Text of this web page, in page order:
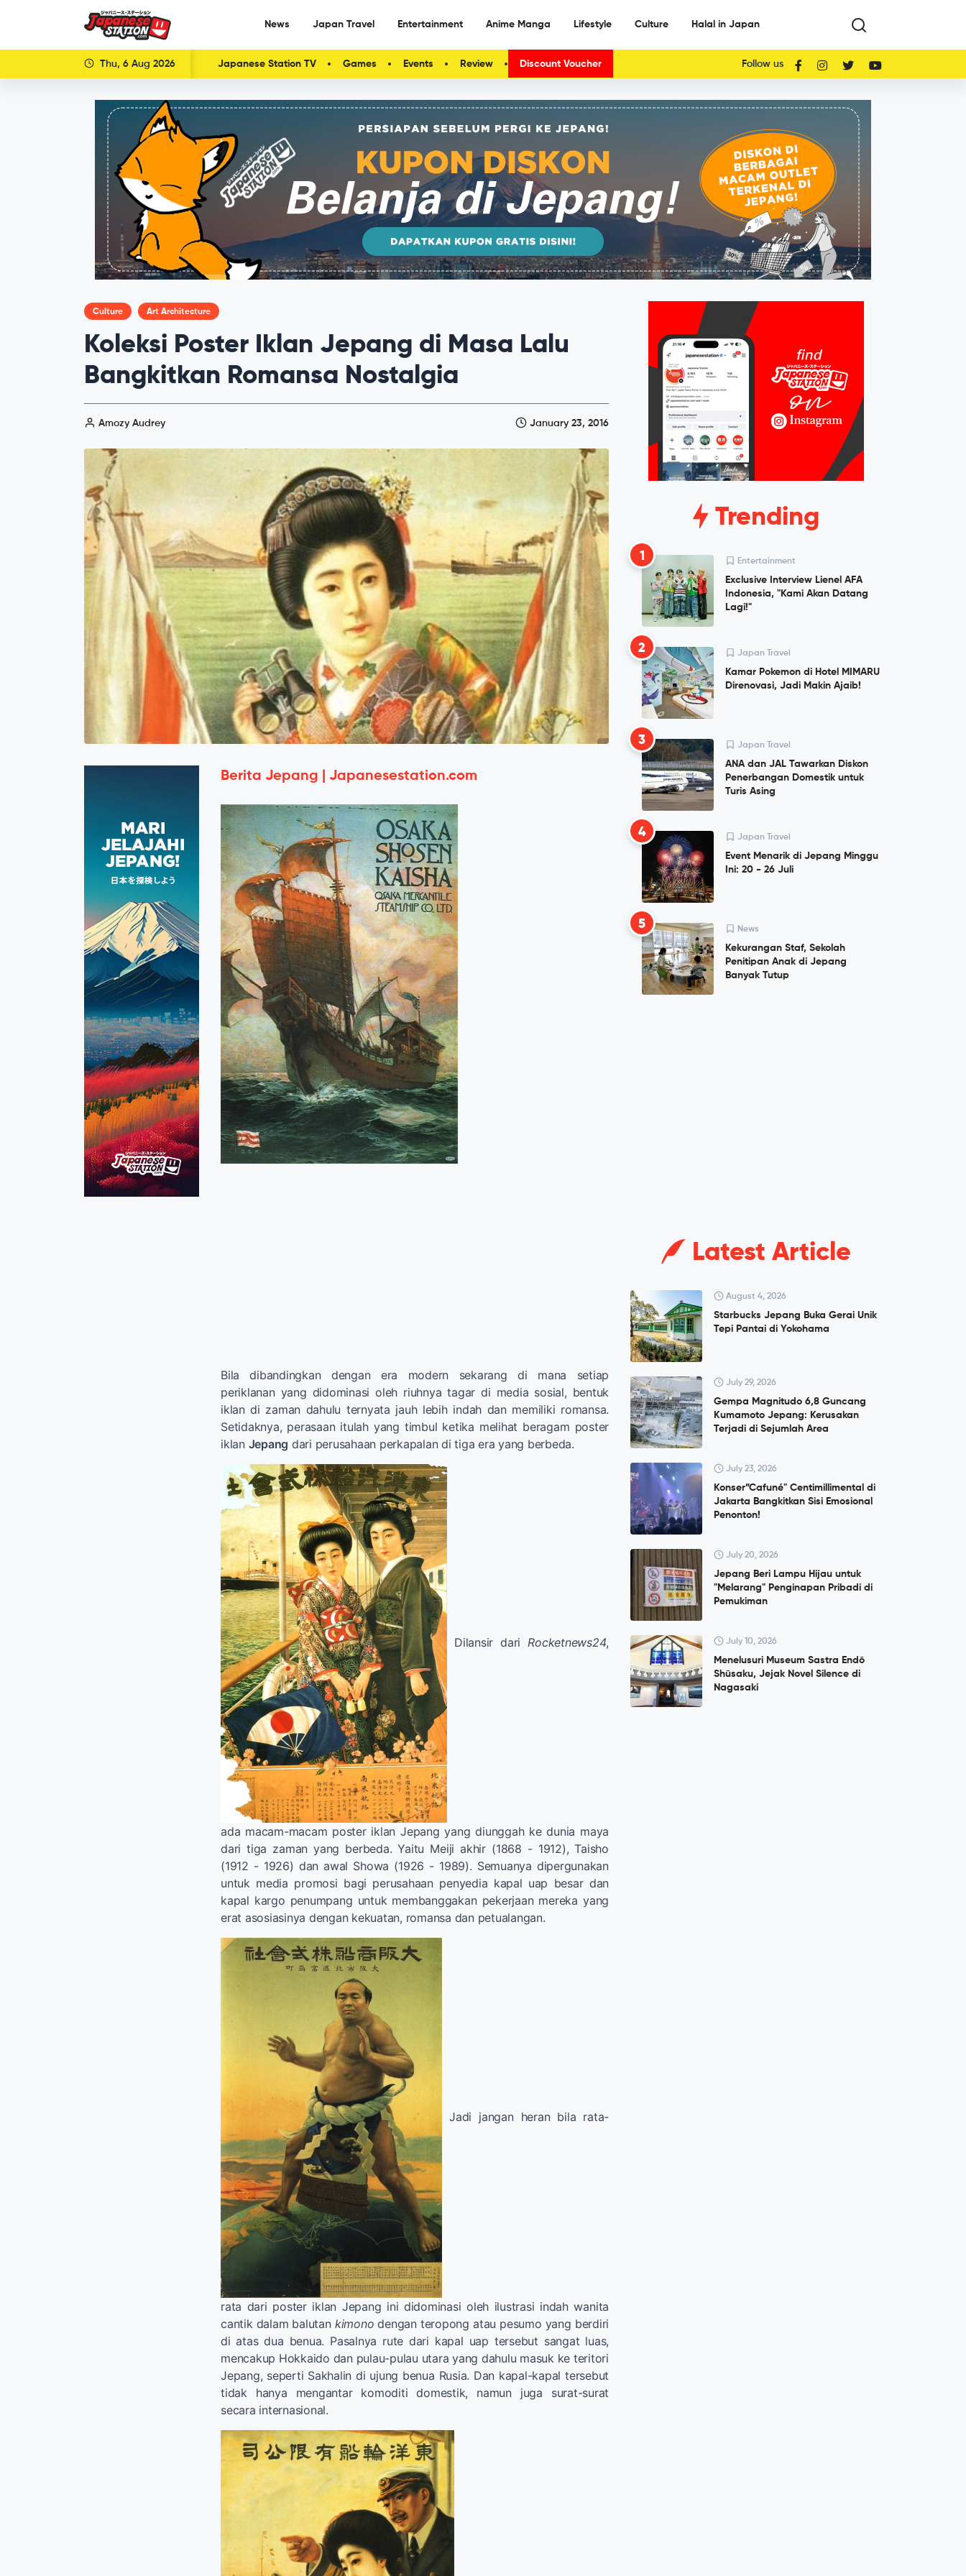
News Japan Travel Entertainment Anime Manga Lifestyle Culture Halal in Japan
Thu, 6 Aug 2026 Japanese Station TV Games Events Review Discount Voucher Follow us
Culture Art Architecture
Koleksi Poster Iklan Jepang di Masa Lalu
Bangkitkan Romansa Nostalgia
Amozy Audrey January 23, 2016
Berita Jepang | Japanesestation.com
Bila dibandingkan dengan era modern sekarang di mana setiap
periklanan yang didominasi oleh riuhnya tagar di media sosial, bentuk
iklan di zaman dahulu ternyata jauh lebih indah dan memiliki romansa.
Setidaknya, perasaan itulah yang timbul ketika melihat beragam poster
iklan Jepang dari perusahaan perkapalan di tiga era yang berbeda.
Dilansir dariRocketnews24,
ada macam-macam poster iklan Jepang yang diunggah ke dunia maya
dari tiga zaman yang berbeda. Yaitu Meiji akhir (1868 - 1912), Taisho
(1912 - 1926) dan awal Showa (1926 - 1989). Semuanya dipergunakan
untuk media promosi bagi perusahaan penyedia kapal uap besar dan
kapal kargo penumpang untuk membanggakan pekerjaan mereka yang
erat asosiasinya dengan kekuatan, romansa dan petualangan.
Jadi jangan heran bila rata-
rata dari poster iklan Jepang ini didominasi oleh ilustrasi indah wanita
cantik dalam balutan kimono dengan teropong atau pesumo yang berdiri
di atas dua benua. Pasalnya rute dari kapal uap tersebut sangat luas,
mencakup Hokkaido dan pulau-pulau utara yang dahulu masuk ke teritori
Jepang, seperti Sakhalin di ujung benua Rusia. Dan kapal-kapal tersebut
tidak hanya mengantar komoditi domestik, namun juga surat-surat
secara internasional.
Trending
1 Entertainment
Exclusive Interview Lienel AFA
Indonesia, "Kami Akan Datang
Lagi!"
2 Japan Travel
Kamar Pokemon di Hotel MIMARU
Direnovasi, Jadi Makin Ajaib!
3 Japan Travel
ANA dan JAL Tawarkan Diskon
Penerbangan Domestik untuk
Turis Asing
4 Japan Travel
Event Menarik di Jepang Minggu
Ini: 20 - 26 Juli
5 News
Kekurangan Staf, Sekolah
Penitipan Anak di Jepang
Banyak Tutup
Latest Article
August 4, 2026
Starbucks Jepang Buka Gerai Unik
Tepi Pantai di Yokohama
July 29, 2026
Gempa Magnitudo 6,8 Guncang
Kumamoto Jepang: Kerusakan
Terjadi di Sejumlah Area
July 23, 2026
Konser”Cafuné" Centimillimental di
Jakarta Bangkitkan Sisi Emosional
Penonton!
July 20, 2026
Jepang Beri Lampu Hijau untuk
"Melarang" Penginapan Pribadi di
Pemukiman
July 10, 2026
Menelusuri Museum Sastra Endō
Shūsaku, Jejak Novel Silence di
Nagasaki